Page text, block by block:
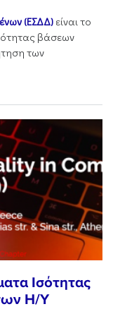
(ΕΣΔΔ) είναι το
βάσεων
των
Ισότητας
Η/Υ